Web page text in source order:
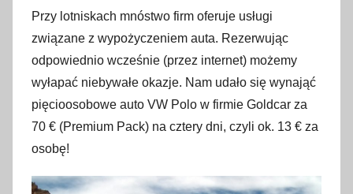
Przy lotniskach mnóstwo firm oferuje usługi
związane z wypożyczeniem auta. Rezerwując
odpowiednio wcześnie (przez internet) możemy
wyłapać niebywałe okazje. Nam udało się wynająć
pięcioosobowe auto VW Polo w firmie Goldcar za
70 € (Premium Pack) na cztery dni, czyli ok. 13 € za
osobę!